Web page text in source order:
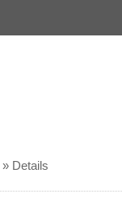
» Details